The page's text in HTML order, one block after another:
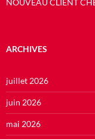
NOUVEAU CLIENT
ARCHIVES
juillet 2026
juin 2026
mai 2026